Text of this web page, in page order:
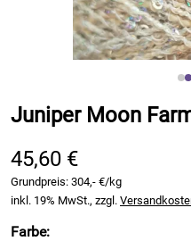
Juniper Moon
45,60 €
Grundpreis: 304,- €/kg
inkl. 19% MwSt., zzgl.
Farbe: